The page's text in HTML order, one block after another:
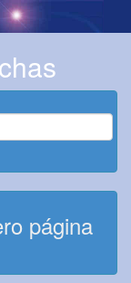
página